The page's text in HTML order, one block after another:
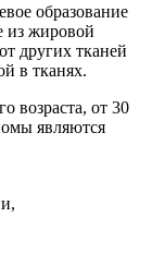
образование
из жировой
других тканей
в тканях.
возраста, от 30
являются